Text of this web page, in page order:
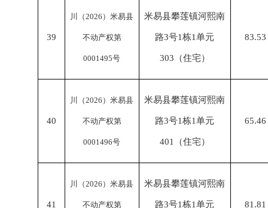
39
川（2026）米易县
不动产权第
0001495号
米易县攀莲镇河熙南
路3号1栋1单元
303（住宅）
83.53
40
川（2026）米易县
不动产权第
0001496号
米易县攀莲镇河熙南
路3号1栋1单元
401（住宅）
65.46
41
川（2026）米易县
不动产权第
米易县攀莲镇河熙南
路3号1栋1单元 81.81